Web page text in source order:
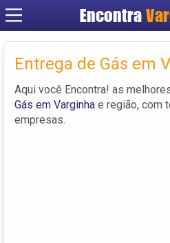
Encontra
Criar
Entrega de Gás em
Aqui você Encontra! as
Gás em Varginha e região, com
empresas.